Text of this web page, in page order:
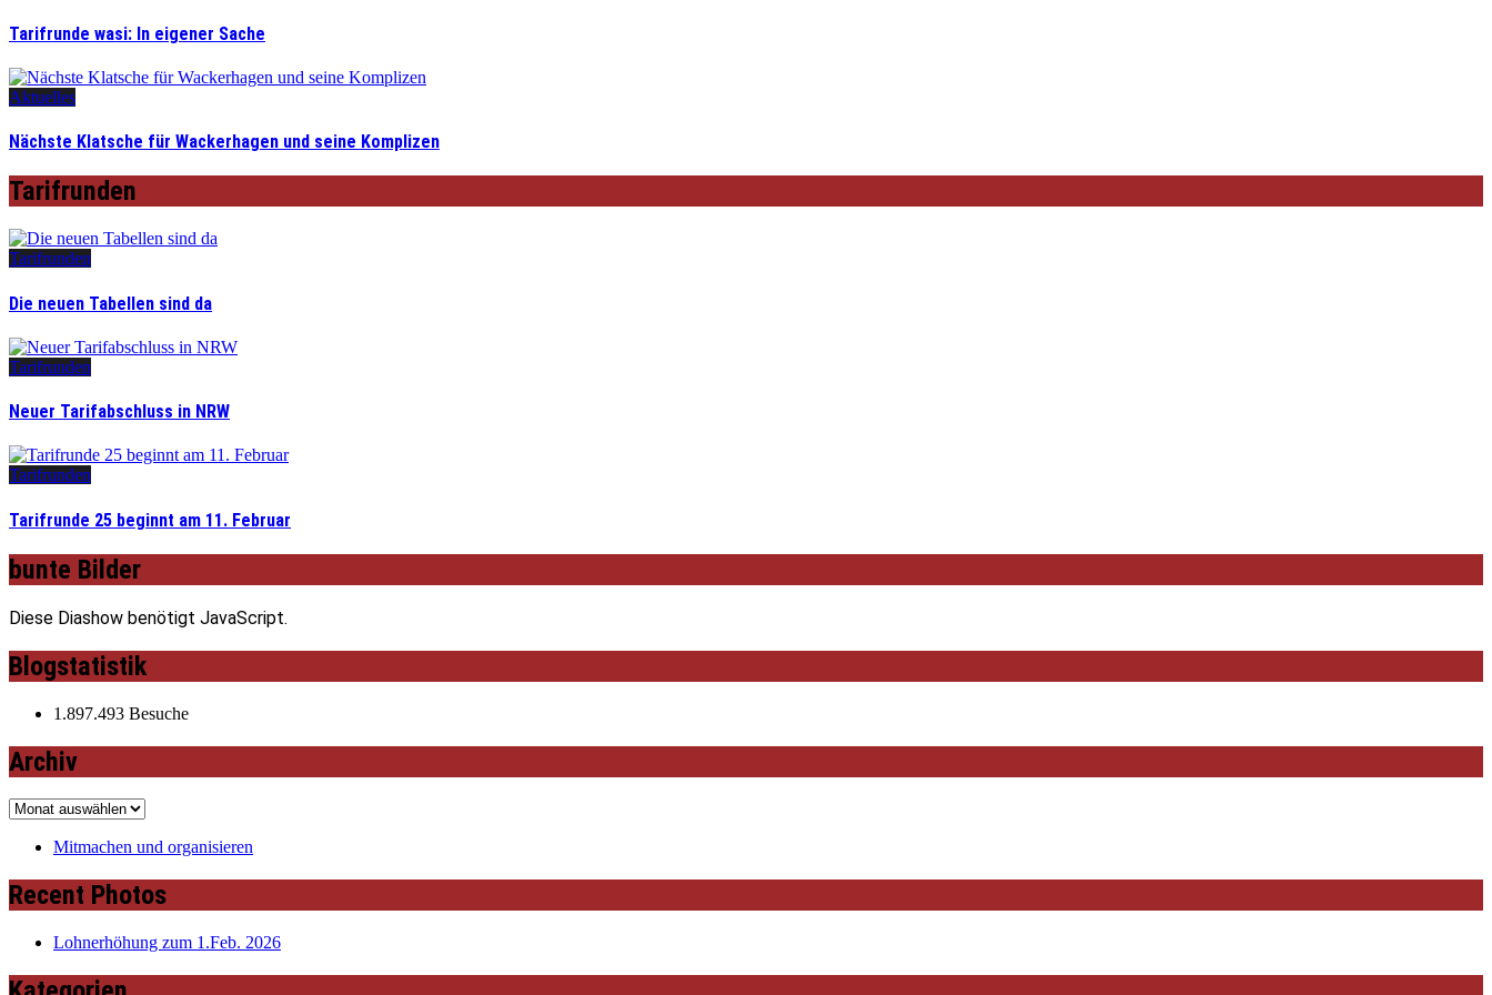
Tarifrunde wasi: In eigener Sache
Aktuelles
Nächste Klatsche für Wackerhagen und seine Komplizen
Tarifrunden
Tarifrunden
Die neuen Tabellen sind da
Tarifrunden
Neuer Tarifabschluss in NRW
Tarifrunden
Tarifrunde 25 beginnt am 11. Februar
bunte Bilder
Diese Diashow benötigt JavaScript.
Blogstatistik
1.897.493 Besuche
Archiv
Archiv
Mitmachen und organisieren
Recent Photos
Lohnerhöhung zum 1.Feb. 2026